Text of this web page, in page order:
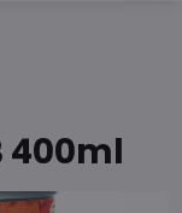
400ml